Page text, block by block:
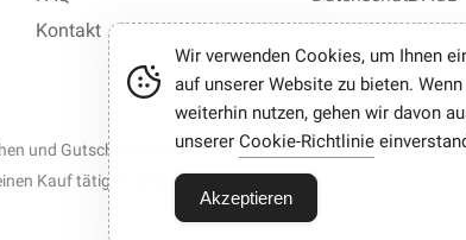
Kontakt
und Gutscheine mit einem Klick.
Kauf tätigen, erhalten wir möglicherweise eine Provision.
Wir verwenden Cookies, um Ihnen
auf unserer Website zu bieten.
weiterhin nutzen, gehen wir davon
unserer Cookie-Richtlinie
Akzeptieren